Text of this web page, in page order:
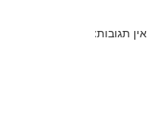
אין תגובות: